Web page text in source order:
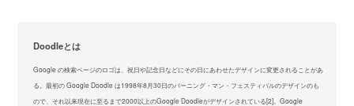
Doodleとは
Google の検索ページのロゴは、祝日や記念日などにその日にあわせたデザインに変更されることがあ
る。最初の Google Doodle は1998年8月30日のバーニング・マン・フェスティバルのデザインのも
ので、それ以来現在に至るまで2000以上のGoogle Doodleがデザインされている[2]。Google